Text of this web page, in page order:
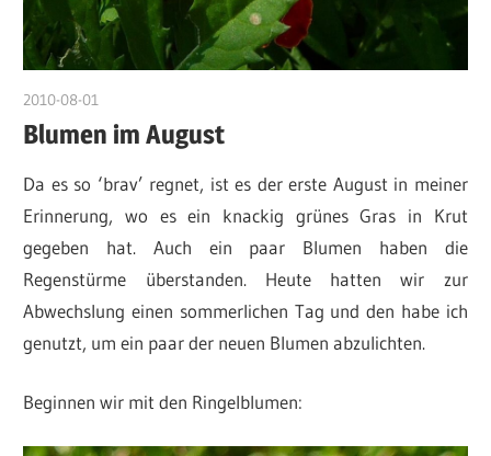
2010-08-01
Blumen im August
Da es so ‘brav’ regnet, ist es der erste August in meiner
Erinnerung, wo es ein knackig grünes Gras in Krut
gegeben hat. Auch ein paar Blumen haben die
Regenstürme überstanden. Heute hatten wir zur
Abwechslung einen sommerlichen Tag und den habe ich
genutzt, um ein paar der neuen Blumen abzulichten.
Beginnen wir mit den Ringelblumen: